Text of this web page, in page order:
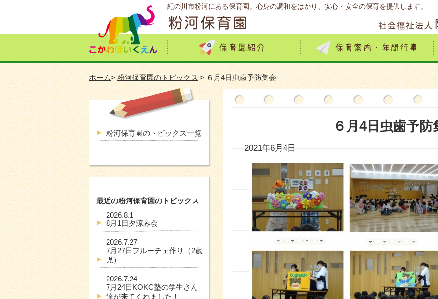
紀の川市粉河にある保育園。心身の調和をはかり、安心・安全の保育を提供します。
ホーム> 粉河保育園のトピックス > ６月4日虫歯予防集会
６月4日虫歯予防
2021年6月4日
粉河保育園のトピックス一覧
最近の粉河保育園のトピックス
2026.8.1
8月1日夕涼み会
2026.7.27
7月27日フルーチェ作り（2歳
児）
2026.7.24
7月24日KOKO塾の学生さん
達が来てくれました！